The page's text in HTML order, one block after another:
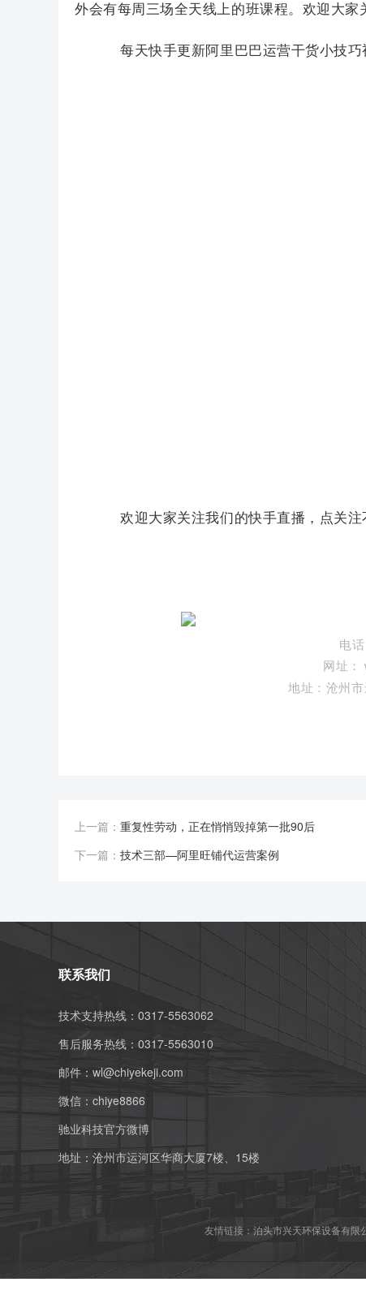
外会有每周三场全天线上的班课程。欢迎大家
每天快手更新阿里巴巴运营干货小技巧
欢迎大家关注我们的快手直播，点关注
电
网址：
地址：沧州
上一篇： 重复性劳动，正在悄悄毁掉第一批90后
下一篇： 技术三部—阿里旺铺代运营案例
联系我们
技术支持热线：0317-5563062
售后服务热线：0317-5563010
邮件： wl@chiyekeji.com
微信： chiye8866
驰业科技官方微博
地址：沧州市运河区华商大厦7楼、15楼
友情链接： 泊头市兴天环保设备有限